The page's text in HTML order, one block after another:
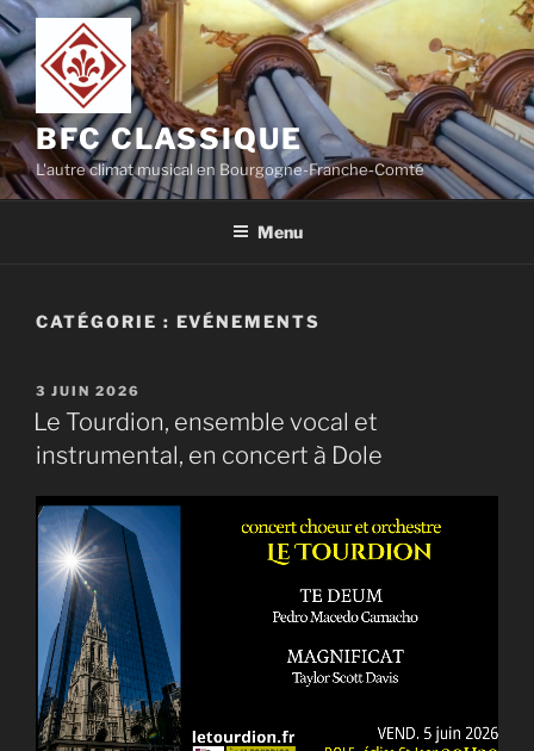
Aller
au
contenu
principal
BFC CLASSIQUE
L'autre climat musical en Bourgogne-Franche-Comté
Menu
CATÉGORIE : EVÉNEMENTS
PUBLIÉ
LE
3 JUIN 2026
Le Tourdion, ensemble vocal et
instrumental, en concert à Dole